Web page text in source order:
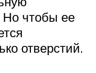
Но чтобы ее
отверстий.